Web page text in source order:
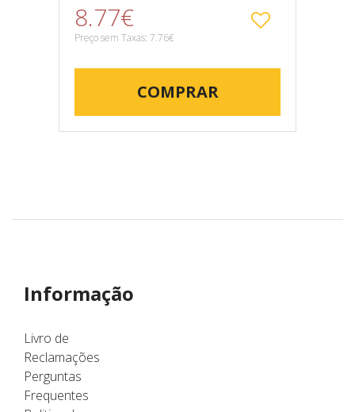
8.77€
Preço sem Taxas: 7.76€
COMPRAR
Informação
Livro de
Reclamações
Perguntas
Frequentes